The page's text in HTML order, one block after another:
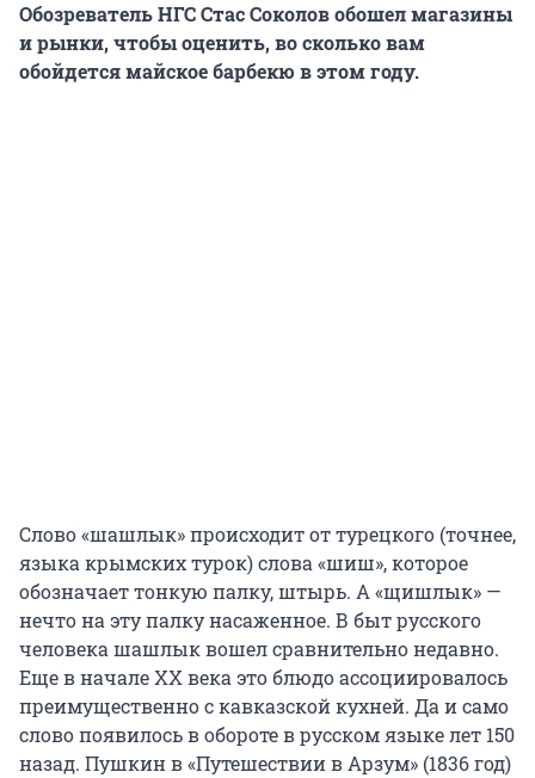
Обозреватель НГС Стас Соколов обошел магазины
и рынки, чтобы оценить, во сколько вам
обойдется майское барбекю в этом году.
Слово «шашлык» происходит от турецкого (точнее,
языка крымских турок) слова «шиш», которое
обозначает тонкую палку, штырь. А «щишлык» —
нечто на эту палку насаженное. В быт русского
человека шашлык вошел сравнительно недавно.
Еще в начале XX века это блюдо ассоциировалось
преимущественно с кавказской кухней. Да и само
слово появилось в обороте в русском языке лет 150
назад. Пушкин в «Путешествии в Арзум» (1836 год)